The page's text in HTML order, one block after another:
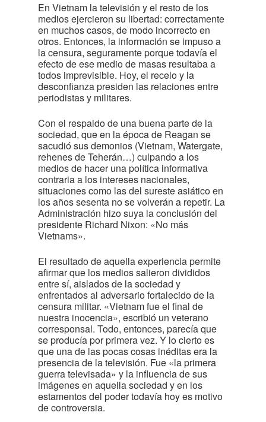
En Vietnam la televisión y el resto de los
medios ejercieron su libertad: correctamente
en muchos casos, de modo incorrecto en
otros. Entonces, la información se impuso a
la censura, seguramente porque todavía el
efecto de ese medio de masas resultaba a
todos imprevisible. Hoy, el recelo y la
desconfianza presiden las relaciones entre
periodistas y militares.
Con el respaldo de una buena parte de la
sociedad, que en la época de Reagan se
sacudió sus demonios (Vietnam, Watergate,
rehenes de Teherán…) culpando a los
medios de hacer una política informativa
contraria a los intereses nacionales,
situaciones como las del sureste asiático en
los años sesenta no se volverán a repetir. La
Administración hizo suya la conclusión del
presidente Richard Nixon: «No más
Vietnams».
El resultado de aquella experiencia permite
afirmar que los medios salieron divididos
entre sí, aislados de la sociedad y
enfrentados al adversario fortalecido de la
censura militar. «Vietnam fue el final de
nuestra inocencia», escribió un veterano
corresponsal. Todo, entonces, parecía que
se producía por primera vez. Y lo cierto es
que una de las pocas cosas inéditas era la
presencia de la televisión. Fue «la primera
guerra televisada» y la influencia de sus
imágenes en aquella sociedad y en los
estamentos del poder todavía hoy es motivo
de controversia.